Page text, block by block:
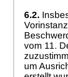
6.2.
vom 11.
um